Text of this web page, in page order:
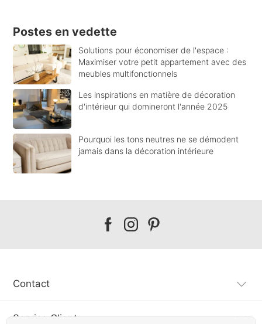
Postes en vedette
Solutions pour économiser de l'espace :
Maximiser votre petit appartement avec des
meubles multifonctionnels
Les inspirations en matière de décoration
d'intérieur qui domineront l'année 2025
Pourquoi les tons neutres ne se démodent
jamais dans la décoration intérieure
Our
Our
Our
Contact
Service Client